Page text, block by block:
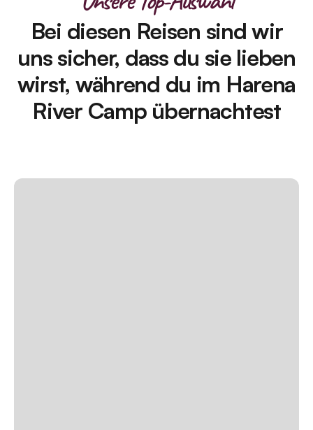
Bei diesen Reisen sind wir
uns sicher, dass du sie lieben
wirst, während du im Harena
River Camp übernachtest